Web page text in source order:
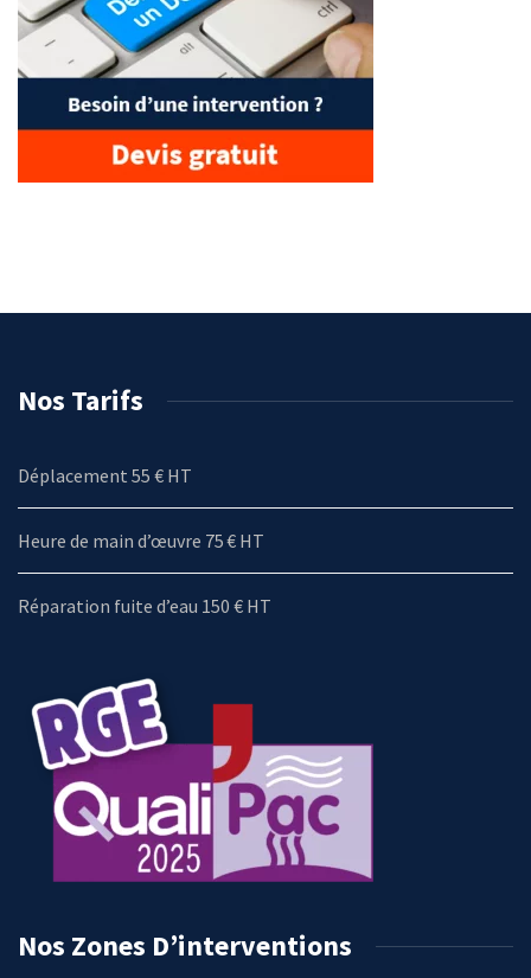
Nos Tarifs
Déplacement 55 € HT
Heure de main d’œuvre 75 € HT
Réparation fuite d’eau 150 € HT
Nos Zones D’interventions